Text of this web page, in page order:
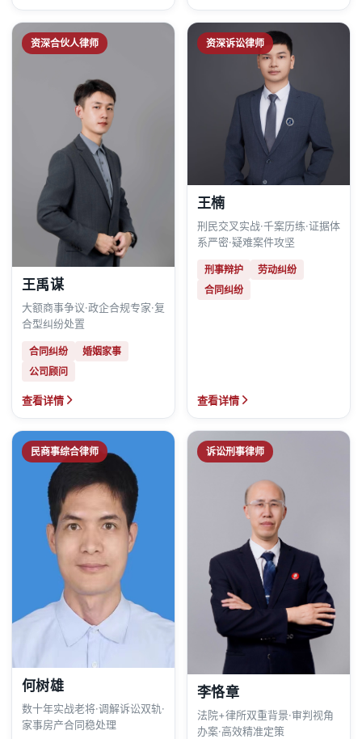
资深合伙人律师
王禹谋
大额商事争议·政企合规专家·复
合型纠纷处置
合同纠纷
婚姻家事
公司顾问
查看详情
资深诉讼律师
王楠
刑民交叉实战·千案历练·证据体
系严密·疑难案件攻坚
刑事辩护
劳动纠纷
合同纠纷
查看详情
民商事综合律师
何树雄
数十年实战老将·调解诉讼双轨·
家事房产合同稳处理
诉讼刑事律师
李恪章
法院+律所双重背景·审判视角
办案·高效精准定策